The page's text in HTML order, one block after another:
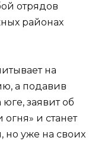
отрядов
районах
на
а подавив
заявит об
и станет
но уже на своих